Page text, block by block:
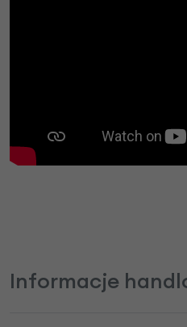
Informacje